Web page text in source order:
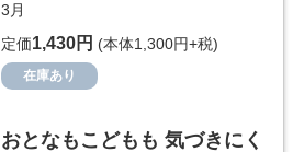
3月
定価1,430円 (本体1,300円+税)
在庫あり
おとなもこどもも 気づきにく